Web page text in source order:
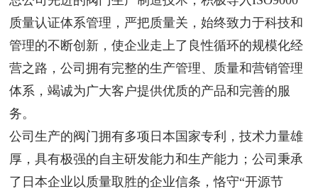
质量认证体系管理，严把质量关，始终致力于科技和
管理的不断创新，使企业走上了良性循环的规模化经
营之路，公司拥有完整的生产管理、质量和营销管理
体系，竭诚为广大客户提供优质的产品和完善的服
务。
公司生产的阀门拥有多项日本国家专利，技术力量雄
厚，具有极强的自主研发能力和生产能力；公司秉承
了日本企业以质量取胜的企业信条，恪守“开源节